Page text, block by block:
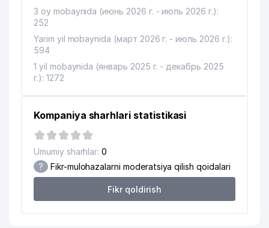
3 oy mobaynida (июнь 2026 г. - июль 2026 г.):
252
Yarim yil mobaynida (март 2026 г. - июль 2026 г.):
594
1 yil mobaynida (январь 2025 г. - декабрь 2025
г.): 1272
Kompaniya sharhlari statistikasi
Umumiy sharhlar: 0
? Fikr-mulohazalarni moderatsiya qilish qoidalari
Fikr qoldirish